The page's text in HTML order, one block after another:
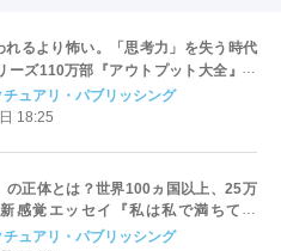
れるより怖い。「思考力」を失う時代
ーズ110万部『アウトプット大全』著
準「知性」を提唱
ュアリ・パブリッシング
18:25
の正体とは？世界100ヵ国以上、25万
感覚エッセイ『私は私で満ちてい
）に発売
ュアリ・パブリッシング